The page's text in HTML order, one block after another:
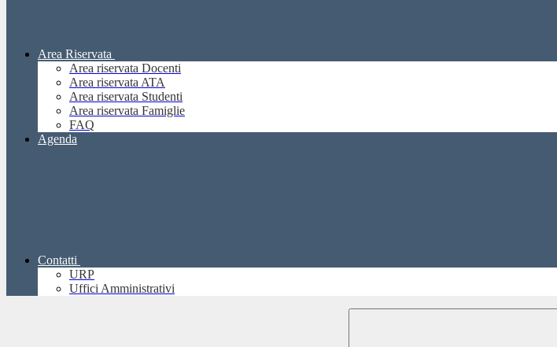
Area Riservata
Area riservata Docenti
Area riservata ATA
Area riservata Studenti
Area riservata Famiglie
FAQ
Agenda
Contatti
URP
Uffici Amministrativi